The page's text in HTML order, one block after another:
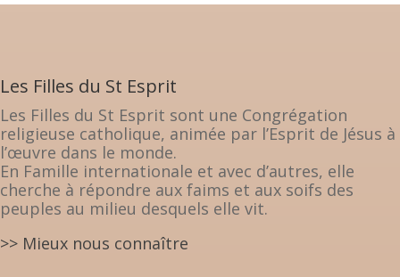
Les Filles du St Esprit
Les Filles du St Esprit sont une Congrégation
religieuse catholique, animée par l’Esprit de Jésus à
l’œuvre dans le monde.
En Famille internationale et avec d’autres, elle
cherche à répondre aux faims et aux soifs des
peuples au milieu desquels elle vit.
>> Mieux nous connaître